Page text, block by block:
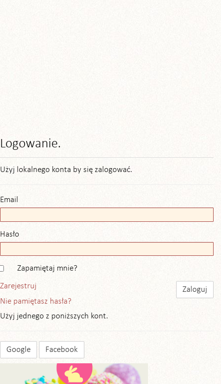
Logowanie.
Użyj lokalnego konta by się zalogować.
Email
Hasło
Zapamiętaj mnie?
Zarejestruj
Nie pamiętasz hasła?
Użyj jednego z poniższych kont.
Google Facebook